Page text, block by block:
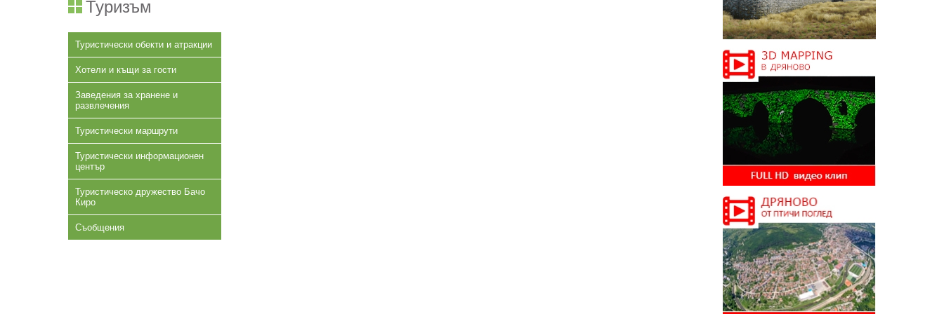
Туризъм
Туристически обекти и атракции
Хотели и къщи за гости
Заведения за хранене и
развлечения
Туристически маршрути
Туристически информационен
център
Туристическо дружество Бачо
Киро
Съобщения